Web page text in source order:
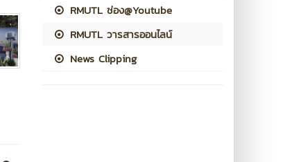
RMUTL ช่อง@Youtube
RMUTL วารสารออนไลน์
News Clipping